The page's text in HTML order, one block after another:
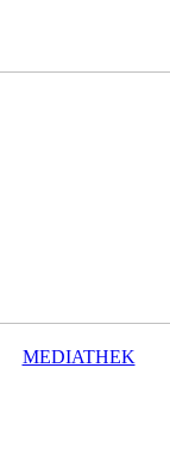
MEDIATHEK